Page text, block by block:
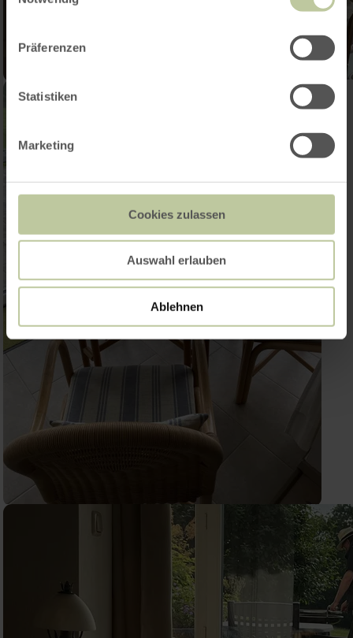
Präferenzen
Statistiken
Marketing
Cookies zulassen
Auswahl erlauben
Ablehnen